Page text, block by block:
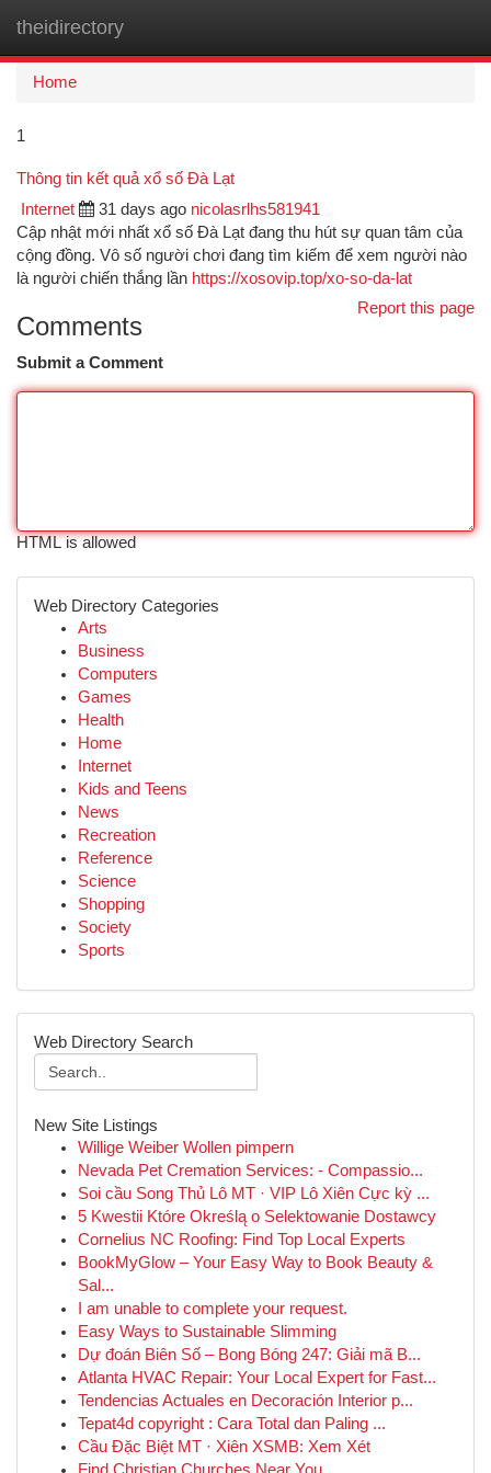
theidirectory
Home
1
Thông tin kết quả xổ số Đà Lạt
Internet 31 days ago nicolasrlhs581941
Cập nhật mới nhất xổ số Đà Lạt đang thu hút sự quan tâm của
cộng đồng. Vô số người chơi đang tìm kiếm để xem người nào
là người chiến thắng lần https://xosovip.top/xo-so-da-lat
Report this page
Comments
Submit a Comment
HTML is allowed
Web Directory Categories
Arts
Business
Computers
Games
Health
Home
Internet
Kids and Teens
News
Recreation
Reference
Science
Shopping
Society
Sports
Web Directory Search
New Site Listings
Willige Weiber Wollen pimpern
Nevada Pet Cremation Services: - Compassio...
Soi cầu Song Thủ Lô MT · VIP Lô Xiên Cực kỳ ...
5 Kwestii Które Określą o Selektowanie Dostawcy
Cornelius NC Roofing: Find Top Local Experts
BookMyGlow – Your Easy Way to Book Beauty &
Sal...
I am unable to complete your request.
Easy Ways to Sustainable Slimming
Dự đoán Biên Số – Bong Bóng 247: Giải mã B...
Atlanta HVAC Repair: Your Local Expert for Fast...
Tendencias Actuales en Decoración Interior p...
Tepat4d copyright : Cara Total dan Paling ...
Cầu Đặc Biệt MT · Xiên XSMB: Xem Xét